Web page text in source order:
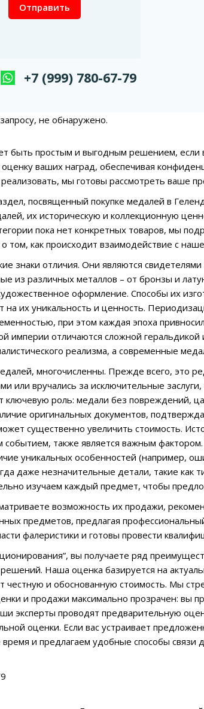
Отправить
+7 (999) 780-67-79
не обнаружено.
быть простым и выгодным решением, если
ваших наград, обеспечивая
мы готовы рассмотреть ваше
посвященный покупке медалей в
их историческую и коллекционную
пока нет конкретных товаров, мы
том, как происходит взаимодействие с
знаки отличия. Они являются
из различных металлов – от бронзы и
оформление. Способы их
на их уникальность и ценность.
при этом каждая эпоха
империи отличаются сложной геральдикой
реализма, а современные
многочисленны. Прежде всего, это
или вручались за исключительные
ключевую роль: медали без повреждений,
оригинальных документов,
существенно увеличить стоимость.
также является важным
уникальных особенностей (например,
даже незначительные детали, такие как
изучаем каждый предмет, чтобы
возможность их продажи,
предметов, предлагая
фалеристики и готовы провести
вы получаете ряд
Наша оценка базируется на
честную и обоснованную стоимость. Мы
и продажи максимально прозрачен: вы
эксперты проводят предварительную
оценки. Если вас устраивает
и предлагаем удобные способы связи